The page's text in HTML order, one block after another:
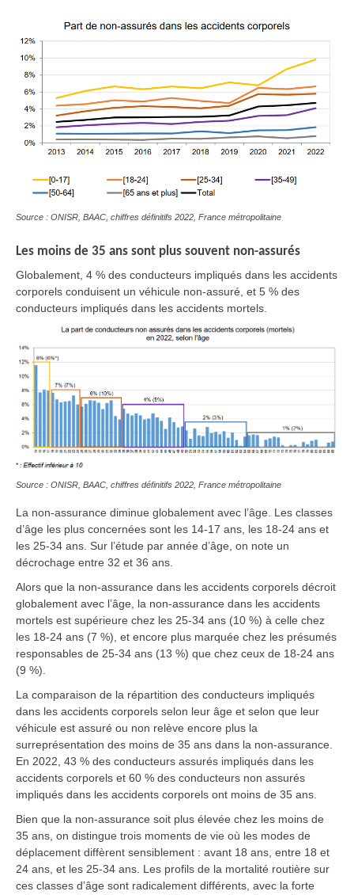
Source : ONISR, BAAC, chiffres définitifs 2022, France métropolitaine
Les moins de 35 ans sont plus souvent non-assurés
Globalement, 4 % des conducteurs impliqués dans les accidents
corporels conduisent un véhicule non-assuré, et 5 % des
conducteurs impliqués dans les accidents mortels.
Source : ONISR, BAAC, chiffres définitifs 2022, France métropolitaine
La non-assurance diminue globalement avec l’âge. Les classes
d’âge les plus concernées sont les 14-17 ans, les 18-24 ans et
les 25-34 ans. Sur l’étude par année d’âge, on note un
décrochage entre 32 et 36 ans.
Alors que la non-assurance dans les accidents corporels décroit
globalement avec l’âge, la non-assurance dans les accidents
mortels est supérieure chez les 25-34 ans (10 %) à celle chez
les 18-24 ans (7 %), et encore plus marquée chez les présumés
responsables de 25-34 ans (13 %) que chez ceux de 18-24 ans
(9 %).
La comparaison de la répartition des conducteurs impliqués
dans les accidents corporels selon leur âge et selon que leur
véhicule est assuré ou non relève encore plus la
surreprésentation des moins de 35 ans dans la non-assurance.
En 2022, 43 % des conducteurs assurés impliqués dans les
accidents corporels et 60 % des conducteurs non assurés
impliqués dans les accidents corporels ont moins de 35 ans.
Bien que la non-assurance soit plus élevée chez les moins de
35 ans, on distingue trois moments de vie où les modes de
déplacement diffèrent sensiblement : avant 18 ans, entre 18 et
24 ans, et les 25-34 ans. Les profils de la mortalité routière sur
ces classes d’âge sont radicalement différents, avec la forte